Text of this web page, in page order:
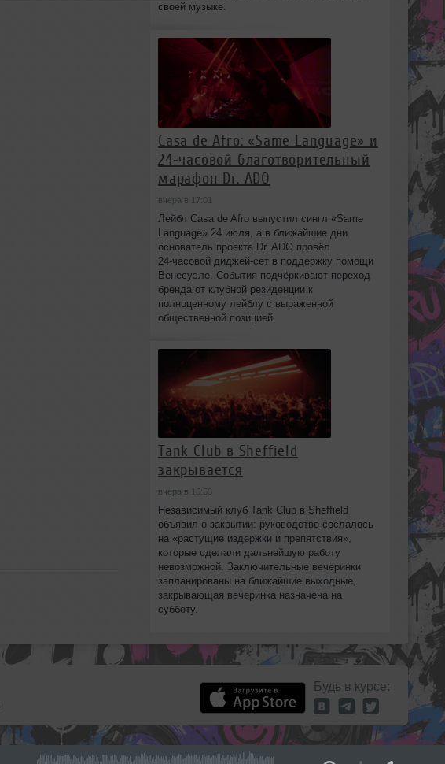
своей музыке.
Casa de Afro: «Same Language» и
24‑часовой благотворительный
марафон Dr. ADO
вчера в 17:01
Лейбл Casa de Afro выпустил сингл «Same
Language» 24 июля, а в ближайшие дни
основатель проекта Dr. ADO провёл
24‑часовой диджей‑сет в поддержку помощи
Венесуэле. События подчёркивают переход
бренда от клубной резиденции к
полноценному лейблу с выраженной
общественной позицией.
Tank Club в Sheffield
закрывается
вчера в 16:53
Независимый клуб Tank Club в Sheffield
объявил о закрытии: руководство сослалось
на «растущие издержки и препятствия»,
которые сделали дальнейшую работу
невозможной. Заключительные вечеринки
запланированы на ближайшие выходные,
закрывающая вечеринка назначена на
субботу.
Будь в курсе: